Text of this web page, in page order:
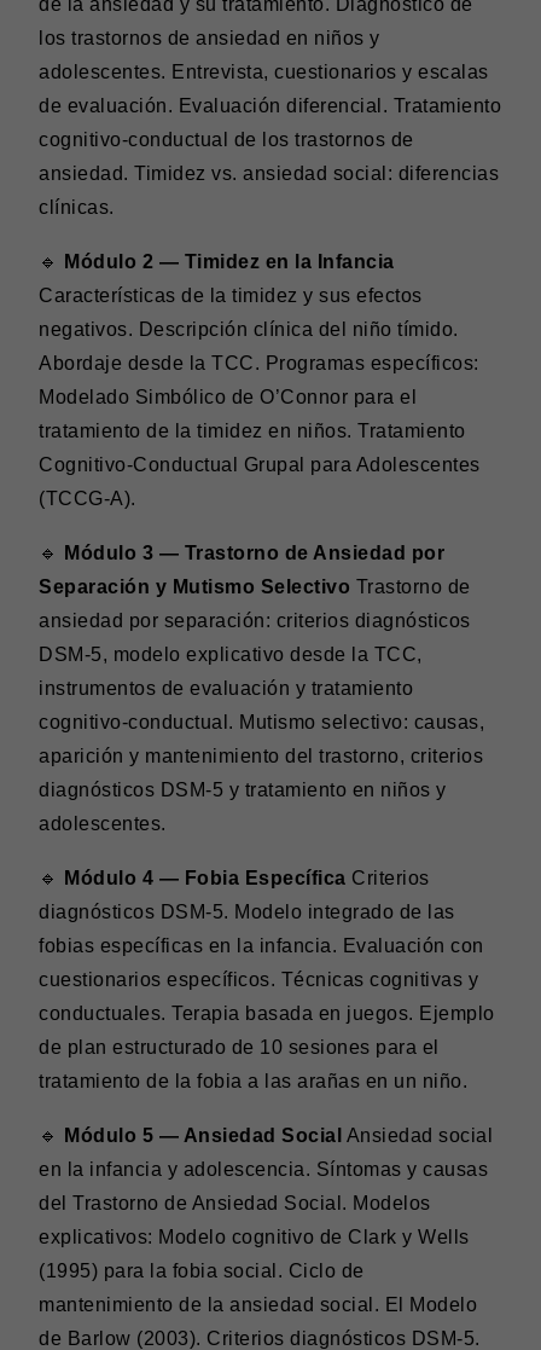
de la ansiedad y su tratamiento. Diagnóstico de
los trastornos de ansiedad en niños y
adolescentes. Entrevista, cuestionarios y escalas
de evaluación. Evaluación diferencial. Tratamiento
cognitivo-conductual de los trastornos de
ansiedad. Timidez vs. ansiedad social: diferencias
clínicas.
🔹
Módulo 2 — Timidez en la Infancia
Características de la timidez y sus efectos
negativos. Descripción clínica del niño tímido.
Abordaje desde la TCC. Programas específicos:
Modelado Simbólico de O’Connor para el
tratamiento de la timidez en niños. Tratamiento
Cognitivo-Conductual Grupal para Adolescentes
(TCCG-A).
🔹
Módulo 3 — Trastorno de Ansiedad por
Separación y Mutismo Selectivo Trastorno de
ansiedad por separación: criterios diagnósticos
DSM-5, modelo explicativo desde la TCC,
instrumentos de evaluación y tratamiento
cognitivo-conductual. Mutismo selectivo: causas,
aparición y mantenimiento del trastorno, criterios
diagnósticos DSM-5 y tratamiento en niños y
adolescentes.
🔹 Módulo 4 — Fobia Específica Criterios
diagnósticos DSM-5. Modelo integrado de las
fobias específicas en la infancia. Evaluación con
cuestionarios específicos. Técnicas cognitivas y
conductuales. Terapia basada en juegos. Ejemplo
de plan estructurado de 10 sesiones para el
tratamiento de la fobia a las arañas en un niño.
🔹 Módulo 5 — Ansiedad Social Ansiedad social
en la infancia y adolescencia. Síntomas y causas
del Trastorno de Ansiedad Social. Modelos
explicativos: Modelo cognitivo de Clark y Wells
(1995) para la fobia social. Ciclo de
mantenimiento de la ansiedad social. El Modelo
de Barlow (2003). Criterios diagnósticos DSM-5.